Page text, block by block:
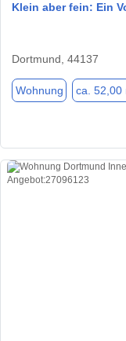
Klein aber fein: Ein
Dortmund, 44137
Wohnung ca. 52,00